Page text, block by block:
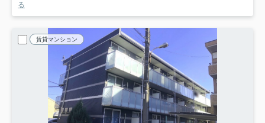
る
賃貸マンション